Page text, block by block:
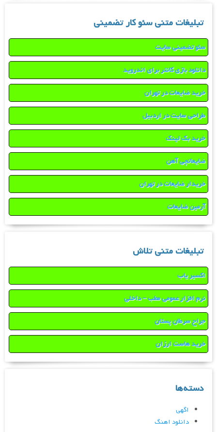
تبلیغات متنی سئو کار تضمینی
سئو تضمینی سایت
دانلود بازی کانتر برای اندروید
خرید ضایعات در تهران
طراحی سایت در اردبیل
خرید بک لینک
ضایعاتچی آهن
خریدار ضایعات در تهران
آرمین ضایعات
تبلیغات متنی تلاش
اکسیر یاب
نرم افزار عمومی مطب – داخلی
جراح سرطان پستان
خرید هاست ارزان
دسته‌ها
اگهی
دانلود اهنگ